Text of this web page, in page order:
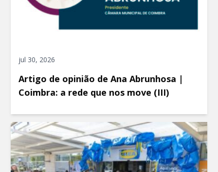
jul 30, 2026
Artigo de opinião de Ana Abrunhosa |
Coimbra: a rede que nos move (III)